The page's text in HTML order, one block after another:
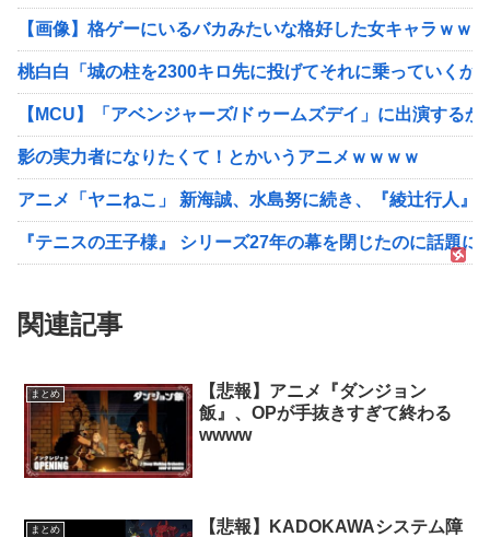
【画像】格ゲーにいるバカみたいな格好した女キャラｗｗ
桃白白「城の柱を2300キロ先に投げてそれに乗っていく
【MCU】「アベンジャーズ/ドゥームズデイ」に出演する
影の実力者になりたくて！とかいうアニメｗｗｗｗ
アニメ「ヤニねこ」 新海誠、水島努に続き、『綾辻行人
『テニスの王子様』 シリーズ27年の幕を閉じたのに話題に
関連記事
まとめ
【悲報】アニメ『ダンジョン
飯』、OPが手抜きすぎて終わる
wwww
まとめ
【悲報】KADOKAWAシステム障